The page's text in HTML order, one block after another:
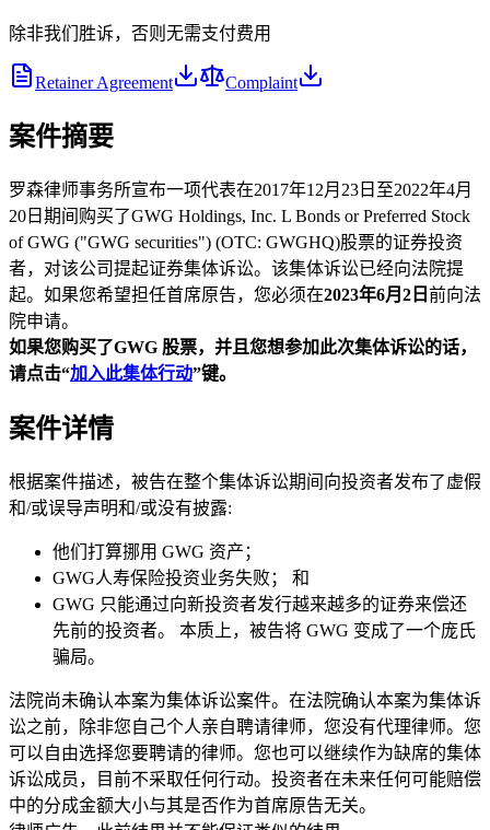
除非我们胜诉，否则无需支付费用
Retainer Agreement Complaint
案件摘要
罗森律师事务所宣布一项代表在2017年12月23日至2022年4月
20日期间购买了GWG Holdings, Inc. L Bonds or Preferred Stock
of GWG ("GWG securities") (OTC: GWGHQ)股票的证券投资
者，对该公司提起证券集体诉讼。该集体诉讼已经向法院提
起。如果您希望担任首席原告，您必须在2023年6月2日 前向法
院申请。
如果您购买了GWG 股票，并且您想参加此次集体诉讼的话，
请点击“加入此集体行动”键。
案件详情
根据案件描述，被告在整个集体诉讼期间向投资者发布了虚假
和/或误导声明和/或没有披露:
他们打算挪用 GWG 资产；
GWG人寿保险投资业务失败； 和
GWG 只能通过向新投资者发行越来越多的证券来偿还
先前的投资者。 本质上，被告将 GWG 变成了一个庞氏
骗局。
法院尚未确认本案为集体诉讼案件。在法院确认本案为集体诉
讼之前，除非您自己个人亲自聘请律师，您没有代理律师。您
可以自由选择您要聘请的律师。您也可以继续作为缺席的集体
诉讼成员，目前不采取任何行动。投资者在未来任何可能赔偿
中的分成金额大小与其是否作为首席原告无关。